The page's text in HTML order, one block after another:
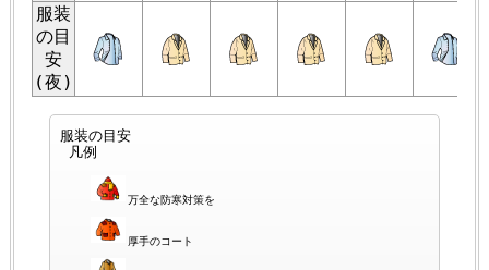
服装
の目
安
(夜)
服装の目安
凡例
万全な防寒対策を
厚手のコート